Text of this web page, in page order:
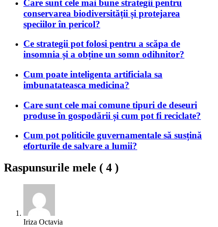
Care sunt cele mai bune strategii pentru
conservarea biodiversității și protejarea
speciilor în pericol?
Ce strategii pot folosi pentru a scăpa de
insomnia și a obține un somn odihnitor?
Cum poate inteligenta artificiala sa
imbunatateasca medicina?
Care sunt cele mai comune tipuri de deseuri
produse în gospodării și cum pot fi reciclate?
Cum pot politicile guvernamentale să susțină
eforturile de salvare a lumii?
Raspunsurile mele ( 4 )
Iriza Octavia